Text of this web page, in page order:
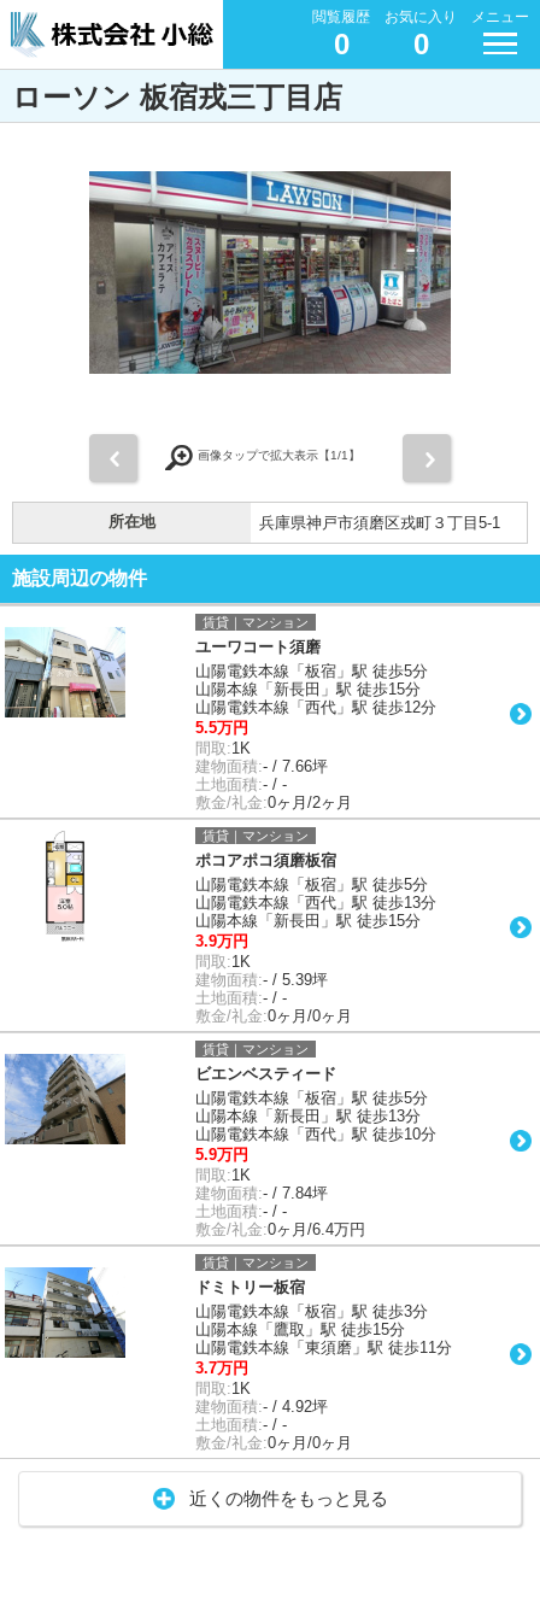
閲覧履歴
0
お気に入り
0
メニュー
ローソン 板宿戎三丁目店
画像タップで拡大表示【1/1】
所在地 兵庫県神戸市須磨区戎町３丁目5-1
施設周辺の物件
賃貸｜マンション
ユーワコート須磨
山陽電鉄本線「板宿」駅 徒歩5分
山陽本線「新長田」駅 徒歩15分
山陽電鉄本線「西代」駅 徒歩12分
5.5万円
間取:1K
建物面積:- / 7.66坪
土地面積:- / -
敷金/礼金:0ヶ月/2ヶ月
賃貸｜マンション
ポコアポコ須磨板宿
山陽電鉄本線「板宿」駅 徒歩5分
山陽電鉄本線「西代」駅 徒歩13分
山陽本線「新長田」駅 徒歩15分
3.9万円
間取:1K
建物面積:- / 5.39坪
土地面積:- / -
敷金/礼金:0ヶ月/0ヶ月
賃貸｜マンション
ビエンベスティード
山陽電鉄本線「板宿」駅 徒歩5分
山陽本線「新長田」駅 徒歩13分
山陽電鉄本線「西代」駅 徒歩10分
5.9万円
間取:1K
建物面積:- / 7.84坪
土地面積:- / -
敷金/礼金:0ヶ月/6.4万円
賃貸｜マンション
ドミトリー板宿
山陽電鉄本線「板宿」駅 徒歩3分
山陽本線「鷹取」駅 徒歩15分
山陽電鉄本線「東須磨」駅 徒歩11分
3.7万円
間取:1K
建物面積:- / 4.92坪
土地面積:- / -
敷金/礼金:0ヶ月/0ヶ月
近くの物件をもっと見る